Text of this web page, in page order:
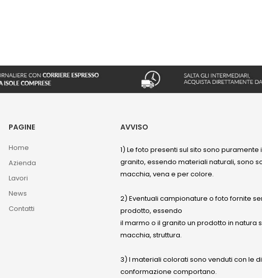
PAGINE
Home
Azienda
Lavori
News
Contatti
AVVISO
1) Le foto presenti sul sito sono
granito, essendo materiali naturali, sono
macchia, vena e per colore.
2) Eventuali campionature o foto fornite
prodotto, essendo
il marmo o il granito un prodotto in natura
macchia, struttura.
3) I materiali colorati sono venduti con le
conformazione comportano.